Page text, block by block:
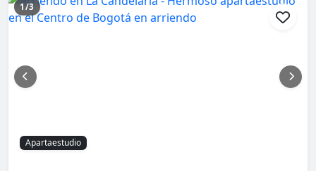
1/3
Apartaestudio